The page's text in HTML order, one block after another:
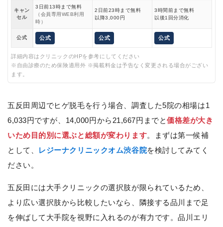
キャン
セル
3日前13時まで無料
（会員専用WEB利用
時）
2日前23時まで無料
以降3,000円
3時間前まで無料
以後1回分消化
公式 公式 公式 公式
詳細内容はクリニックのHPを参考にしてください
※自由診療のため保険適用外 ※掲載料金は予告なく変更される場合がござい
ます。
五反田周辺でヒゲ脱毛を行う場合、調査した5院の相場は1
6,033円ですが、14,000円から21,667円までと価格差が大き
いため目的別に選ぶと総額が変わります。まずは第一候補
として、
レジーナクリニックオム渋谷院を検討してみてく
ださい。
五反田には大手クリニックの選択肢が限られているため、
より広い選択肢から比較したいなら、隣接する品川まで足
を伸ばして大手院を視野に入れるのが有力です。品川エリ